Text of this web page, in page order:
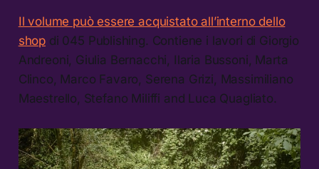
Il volume può essere acquistato all’interno dello
shop di 045 Publishing. Contiene i lavori di Giorgio
Andreoni, Giulia Bernacchi, Ilaria Bussoni, Marta
Clinco, Marco Favaro, Serena Grizi, Massimiliano
Maestrello, Stefano Miliffi and Luca Quagliato.